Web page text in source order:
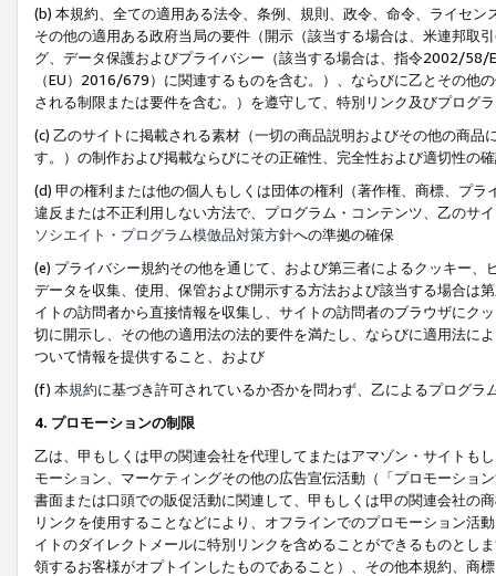
(b) 本規約、全ての適用ある法令、条例、規則、政令、命令、ライセ
その他の適用ある政府当局の要件（開示（該当する場合は、米連邦取
グ、データ保護およびプライバシー（該当する場合は、指令2002/58/
（EU）2016/679）に関連するものを含む。）、ならびに乙とその他
される制限または要件を含む。）を遵守して、特別リンク及びプログ
(c) 乙のサイトに掲載される素材（一切の商品説明およびその他の商
す。）の制作および掲載ならびにその正確性、完全性および適切性の
(d) 甲の権利または他の個人もしくは団体の権利（著作権、商標、プ
違反または不正利用しない方法で、プログラム・コンテンツ、乙のサ
ソシエイト・プログラム模倣品対策方針への準拠の確保
(e) プライバシー規約その他を通じて、および第三者によるクッキー
データを収集、使用、保管および開示する方法および該当する場合は
イトの訪問者から直接情報を収集し、サイトの訪問者のブラウザにク
切に開示し、その他の適用法の法的要件を満たし、ならびに適用法に
ついて情報を提供すること、および
(f) 本規約に基づき許可されているか否かを問わず、乙によるプログ
4. プロモーションの制限
乙は、甲もしくは甲の関連会社を代理してまたはアマゾン・サイトも
モーション、マーケティングその他の広告宣伝活動（「プロモーショ
書面または口頭での販促活動に関連して、甲もしくは甲の関連会社の
リンクを使用することなどにより、オフラインでのプロモーション活
イトのダイレクトメールに特別リンクを含めることができるものとし
領するお客様がオプトインしたものであること）、その他本規約、商